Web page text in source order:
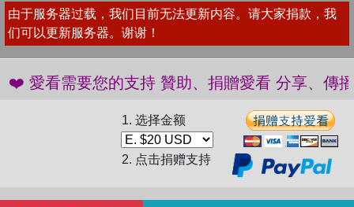
由于服务器过载，我们目前无法更新内容。请大家捐款，我
们可以更新服务器。谢谢！
需要您的支持 贊助、捐贈愛看 分享、傳播愛看
1. 选择金额
2. 点击捐赠支持